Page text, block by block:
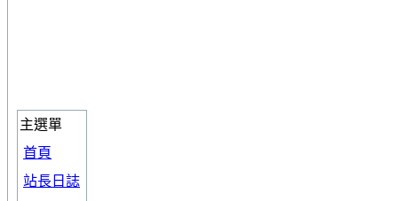
主選單
首頁
站長日誌